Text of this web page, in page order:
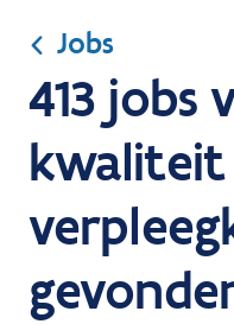
Jobs
413 jobs
kwaliteit